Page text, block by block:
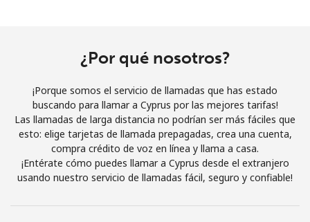
Únete
¡Hola!
Inicia sesión oREGÍSTRATE →
¿Por qué nosotros?
¡Porque somos el servicio de llamadas que has estado
buscando para llamar a Cyprus por las mejores tarifas!
Las llamadas de larga distancia no podrían ser más fáciles que
esto: elige tarjetas de llamada prepagadas, crea una cuenta,
compra crédito de voz en línea y llama a casa.
¡Entérate cómo puedes llamar a Cyprus desde el extranjero
usando nuestro servicio de llamadas fácil, seguro y confiable!